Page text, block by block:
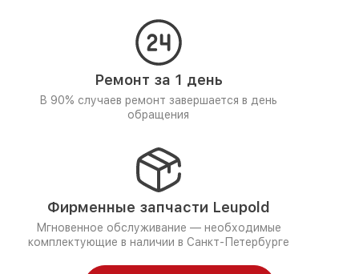
Ремонт за 1 день
В 90% случаев ремонт завершается в день
обращения
Фирменные запчасти Leupold
Мгновенное обслуживание — необходимые
комплектующие в наличии в Санкт-Петербурге